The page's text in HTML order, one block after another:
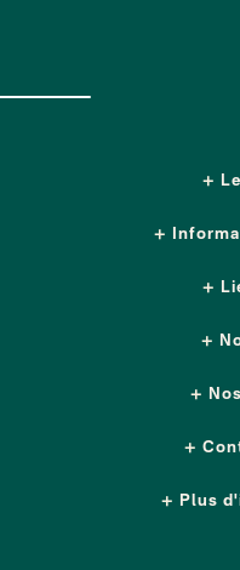
Plus